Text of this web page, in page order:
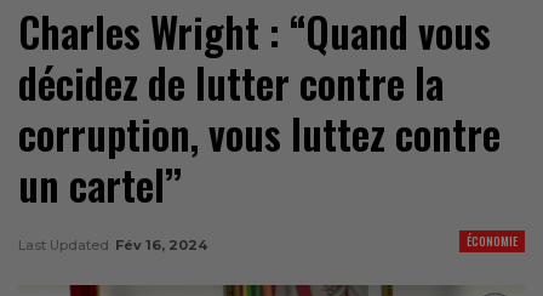
Charles Wright : “Quand vous
décidez de lutter contre la
corruption, vous luttez contre
un cartel’’
ÉCONOMIE
Last Updated Fév 16, 2024